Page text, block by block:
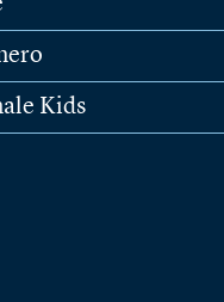
Kids